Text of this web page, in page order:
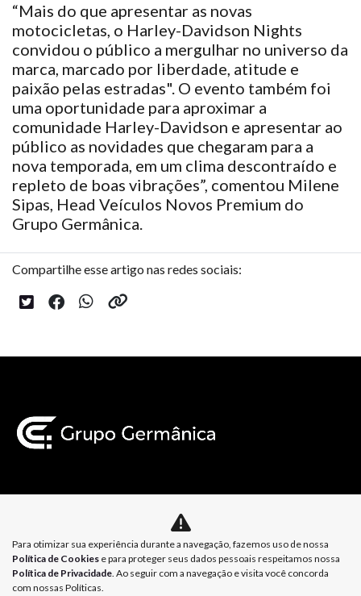
“Mais do que apresentar as novas
motocicletas, o Harley-Davidson Nights
convidou o público a mergulhar no universo da
marca, marcado por liberdade, atitude e
paixão pelas estradas". O evento também foi
uma oportunidade para aproximar a
comunidade Harley-Davidson e apresentar ao
público as novidades que chegaram para a
nova temporada, em um clima descontraído e
repleto de boas vibrações”, comentou Milene
Sipas, Head Veículos Novos Premium do
Grupo Germânica.
Compartilhe esse artigo nas redes sociais:
Política de Privacidade Política de Cookies
Para otimizar sua experiência durante a navegação, fazemos uso de nossa
Política de Cookies e para proteger seus dados pessoais respeitamos nossa
Política de Privacidade. Ao seguir com a navegação e visita você concorda
com nossas Políticas.